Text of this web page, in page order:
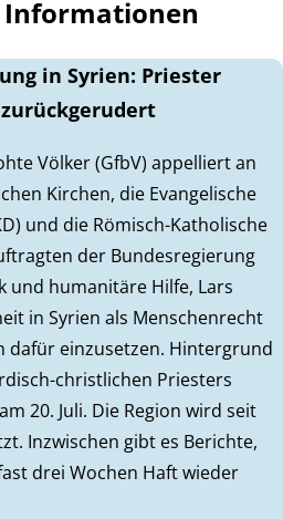
in Syrien: Priester
Völker (GfbV) appelliert an
Kirchen, die Evangelische
und die Römisch-Katholische
der Bundesregierung
humanitäre Hilfe, Lars
in Syrien als Menschenrecht
dafür einzusetzen. Hintergrund
christlichen Priesters
20. Juli. Die Region wird seit
Inzwischen gibt es Berichte,
drei Wochen Haft wieder